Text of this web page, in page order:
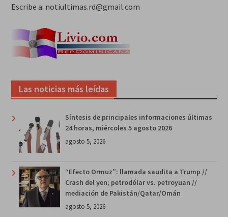
Escribe a: notiultimas.rd@gmail.com
Las noticias más leídas
Síntesis de principales informaciones últimas
24 horas, miércoles 5 agosto 2026
agosto 5, 2026
“Efecto Ormuz”: llamada saudita a Trump //
Crash del yen; petrodólar vs. petroyuan //
mediación de Pakistán/Qatar/Omán
agosto 5, 2026